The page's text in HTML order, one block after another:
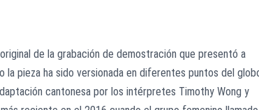
de la grabación de demostración que presentó a
la pieza ha sido versionada en diferentes puntos del
cantonesa por los intérpretes Timothy Wong y